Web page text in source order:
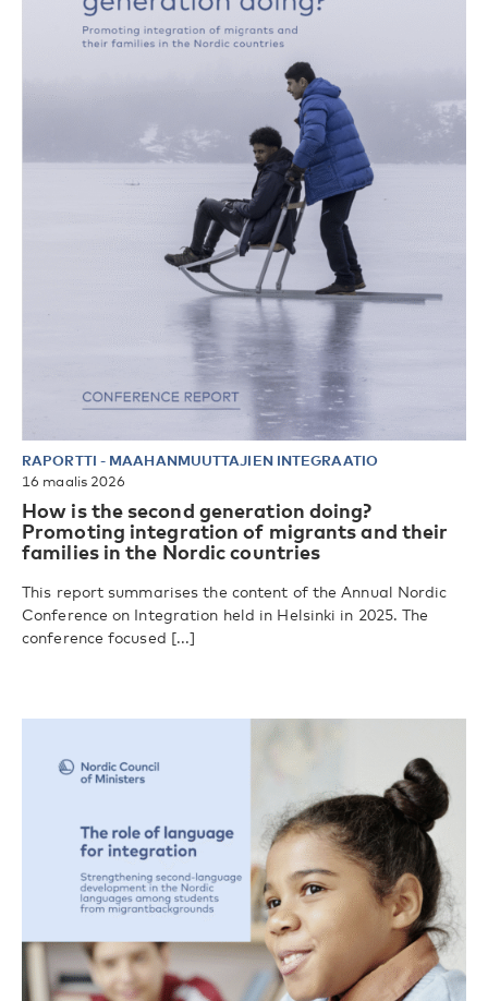
RAPORTTI - MAAHANMUUTTAJIEN INTEGRAATIO
16 maalis 2026
How is the second generation doing?
Promoting integration of migrants and their
families in the Nordic countries
This report summarises the content of the Annual Nordic
Conference on Integration held in Helsinki in 2025. The
conference focused [...]